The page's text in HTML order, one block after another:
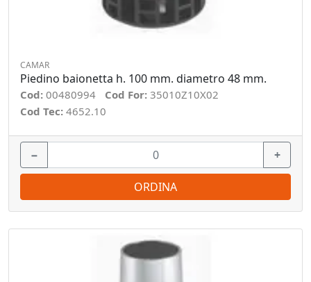
CAMAR
Piedino baionetta h. 100 mm. diametro 48 mm.
Cod: 00480994 Cod For: 35010Z10X02
Cod Tec: 4652.10
− +
ORDINA